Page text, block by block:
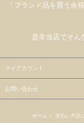
「ブランド品を買う余
是非当店でそん
マイアカウント
お問い合わせ
ホーム / 支払い方法